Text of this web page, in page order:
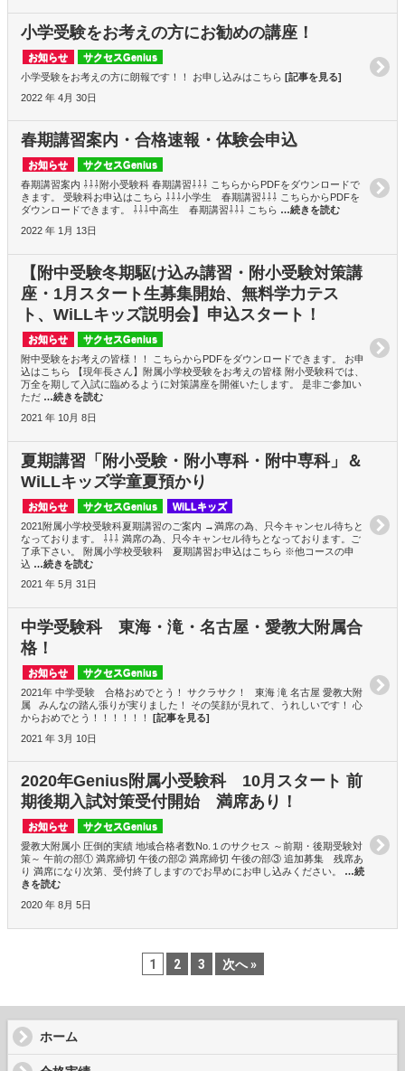
小学受験をお考えの方にお勧めの講座！
お知らせ
サクセスGenius
小学受験をお考えの方に朗報です！！ お申し込みはこちら [記事を見る]
2022 年 4月 30日
春期講習案内・合格速報・体験会申込
お知らせ
サクセスGenius
春期講習案内 ⇩⇩⇩附小受験科 春期講習⇩⇩⇩ こちらからPDFをダウンロードで
きます。 受験科お申込はこちら ⇩⇩⇩小学生 春期講習⇩⇩⇩ こちらからPDFを
ダウンロードできます。 ⇩⇩⇩中高生 春期講習⇩⇩⇩ こちら …続きを読む
2022 年 1月 13日
【附中受験冬期駆け込み講習・附小受験対策講
座・1月スタート生募集開始、無料学力テス
ト、WiLLキッズ説明会】申込スタート！
お知らせ
サクセスGenius
附中受験をお考えの皆様！！ こちらからPDFをダウンロードできます。 お申
込はこちら 【現年長さん】附属小学校受験をお考えの皆様 附小受験科では、
万全を期して入試に臨めるように対策講座を開催いたします。 是非ご参加い
ただ …続きを読む
2021 年 10月 8日
夏期講習「附小受験・附小専科・附中専科」＆
WiLLキッズ学童夏預かり
お知らせ サクセスGenius
WiLLキッズ
2021附属小学校受験科夏期講習のご案内 →満席の為、只今キャンセル待ちと
なっております。 ⇩⇩⇩ 満席の為、只今キャンセル待ちとなっております。ご
了承下さい。 附属小学校受験科 夏期講習お申込はこちら ※他コースの申
込 …続きを読む
2021 年 5月 31日
中学受験科 東海・滝・名古屋・愛教大附属合
格！
お知らせ
サクセスGenius
2021年 中学受験 合格おめでとう！ サクラサク！ 東海 滝 名古屋 愛教大附
属 みんなの踏ん張りが実りました！ その笑顔が見れて、うれしいです！ 心
からおめでとう！！！！！！ [記事を見る]
2021 年 3月 10日
2020年Genius附属小受験科 10月スタート 前
期後期入試対策受付開始 満席あり！
お知らせ
サクセスGenius
愛教大附属小 圧倒的実績 地域合格者数No.１のサクセス ～前期・後期受験対
策～ 午前の部① 満席締切 午後の部➁ 満席締切 午後の部③ 追加募集 残席あ
り 満席になり次第、受付終了しますのでお早めにお申し込みください。 …続
きを読む
2020 年 8月 5日
1 2 3 次へ »
ホーム